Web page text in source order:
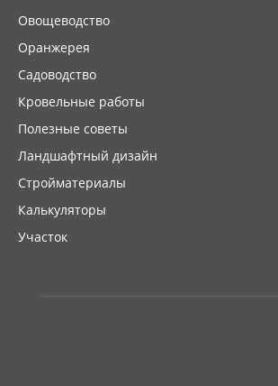
Овощеводство
Оранжерея
Садоводство
Кровельные работы
Полезные советы
Ландшафтный дизайн
Стройматериалы
Калькуляторы
Участок